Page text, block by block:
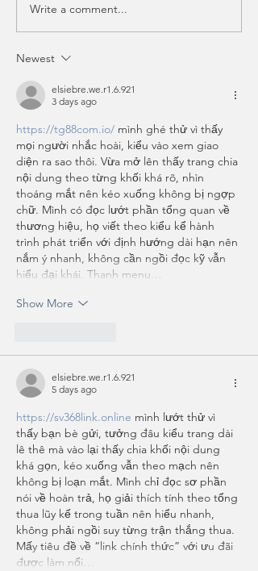
Pencil in these dates!
✏️ 🗓️ View Upcoming
Events & Classes
Write a comment...
Newest
elsiebre.we.r1.6.921
3 days ago
https://tg88com.io/ mình ghé thử vì thấy
mọi người nhắc hoài, kiểu vào xem giao
diện ra sao thôi. Vừa mở lên thấy trang chia
nội dung theo từng khối khá rõ, nhìn
thoáng mắt nên kéo xuống không bị ngợp
chữ. Mình có đọc lướt phần tổng quan về
thương hiệu, họ viết theo kiểu kể hành
trình phát triển với định hướng dài hạn nên
nắm ý nhanh, không cần ngồi đọc kỹ vẫn
hiểu đại khái. Thanh menu…
Show More
elsiebre.we.r1.6.921
5 days ago
https://sv368link.online mình lướt thử vì
thấy bạn bè gửi, tưởng đâu kiểu trang dài
lê thê mà vào lại thấy chia khối nội dung
khá gọn, kéo xuống vẫn theo mạch nên
không bị loạn mắt. Mình chỉ đọc sơ phần
nói về hoàn trả, họ giải thích tính theo tổng
thua lũy kế trong tuần nên hiểu nhanh,
không phải ngồi suy từng trận thắng thua.
Mấy tiêu đề về “link chính thức” với ưu đãi
được làm nổi…